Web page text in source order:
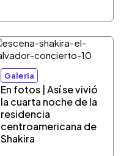
Galeria
En fotos | Así se vivió
la cuarta noche de la
residencia
centroamericana de
Shakira